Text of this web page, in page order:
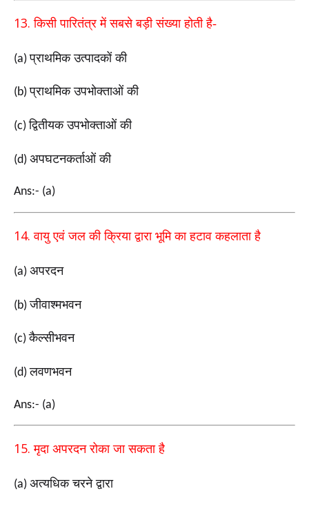
13.किसी पारितंत्र में सबसे बड़ी संख्या होती है-
(a)प्राथमिक उत्पादकों की
(b)प्राथमिक उपभोक्ताओं की
(c)द्वितीयक उपभोक्ताओं की
(d) अपघटनकर्ताओं की
Ans:- (a)
14.वायु एवं जल की क्रिया द्वारा भूमि का हटाव कहलाता है
(a) अपरदन
(b)जीवाश्मभवन
(c)कैल्सीभवन
(d)लवणभवन
Ans:- (a)
15.मृदा अपरदन रोका जा सकता है
(a) अत्यधिक चरने द्वारा